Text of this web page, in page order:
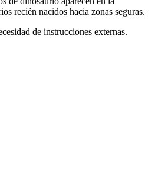
recién nacidos hacia zonas seguras.
de instrucciones externas.